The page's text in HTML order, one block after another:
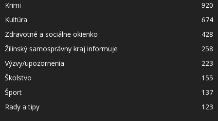
Krimi
920
Kultúra
674
Zdravotné a sociálne okienko
428
Žilinský samosprávny kraj informuje
258
Výzvy/upozornenia
223
Školstvo
155
Šport
137
Rady a tipy
123